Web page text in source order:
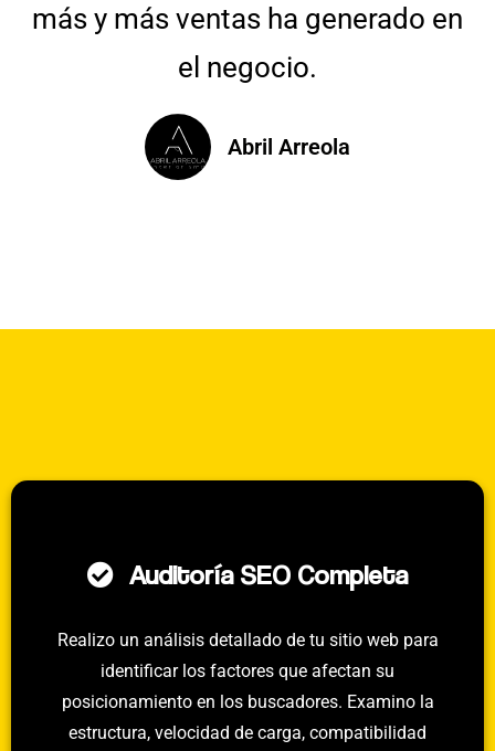
más y más ventas ha generado en
el negocio.
Abril Arreola
Auditoría SEO Completa
Realizo un análisis detallado de tu sitio web para
identificar los factores que afectan su
posicionamiento en los buscadores. Examino la
estructura, velocidad de carga, compatibilidad